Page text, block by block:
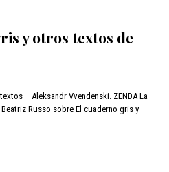
y otros textos de
– Aleksandr Vvendenski. ZENDA La
Russo sobre El cuaderno gris y